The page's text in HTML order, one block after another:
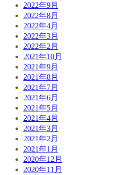
2022年9月
2022年8月
2022年4月
2022年3月
2022年2月
2021年10月
2021年9月
2021年8月
2021年7月
2021年6月
2021年5月
2021年4月
2021年3月
2021年2月
2021年1月
2020年12月
2020年11月